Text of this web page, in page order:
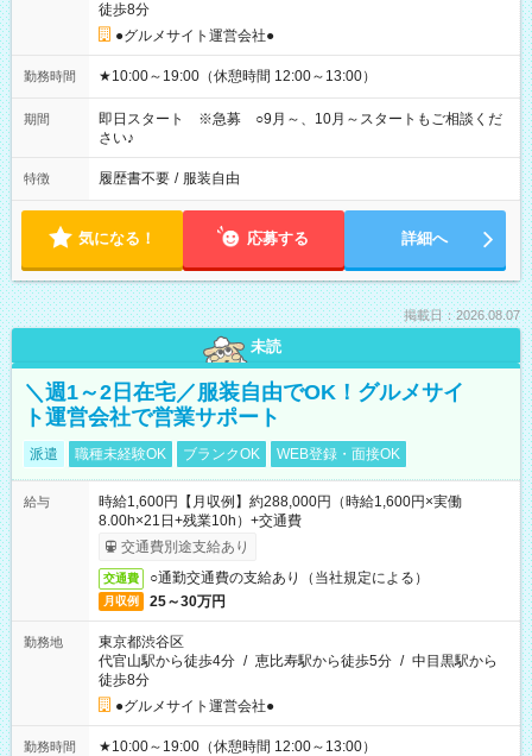
徒歩8分
●グルメサイト運営会社●
勤務時間 ★10:00～19:00（休憩時間 12:00～13:00）
期間
即日スタート ※急募 ○9月～、10月～スタートもご相談くだ
さい♪
特徴 履歴書不要 / 服装自由
気になる！ 応募する 詳細へ
掲載日：2026.08.07
未読
＼週1～2日在宅／服装自由でOK！グルメサイ
ト運営会社で営業サポート
派遣 職種未経験OK ブランクOK WEB登録・面接OK
給与
時給1,600円【月収例】約288,000円（時給1,600円×実働
8.00h×21日+残業10h）+交通費
交通費別途支給あり
交通費 ○通勤交通費の支給あり（当社規定による）
月収例 25～30万円
勤務地
東京都渋谷区
代官山駅から徒歩4分 / 恵比寿駅から徒歩5分 / 中目黒駅から
徒歩8分
●グルメサイト運営会社●
勤務時間 ★10:00～19:00（休憩時間 12:00～13:00）